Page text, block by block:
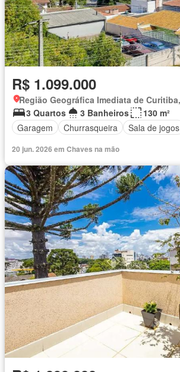
R$ 1.099.000
3 Quartos
3 Banheiros
130 m²
Garagem
Churrasqueira Sala de jogos
20 jun. 2026 em Chaves na mão